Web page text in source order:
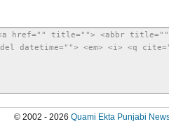
href="" title=""> <abbr
datetime=""> <em> <i> <q
© 2002 - 2026 Quami Ekta Punjabi